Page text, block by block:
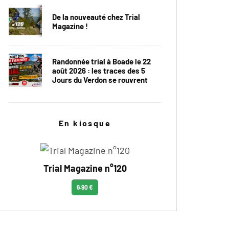
De la nouveauté chez Trial
Magazine !
Randonnée trial à Boade le 22
août 2026 : les traces des 5
Jours du Verdon se rouvrent
En kiosque
Trial Magazine n°120
6.90 €